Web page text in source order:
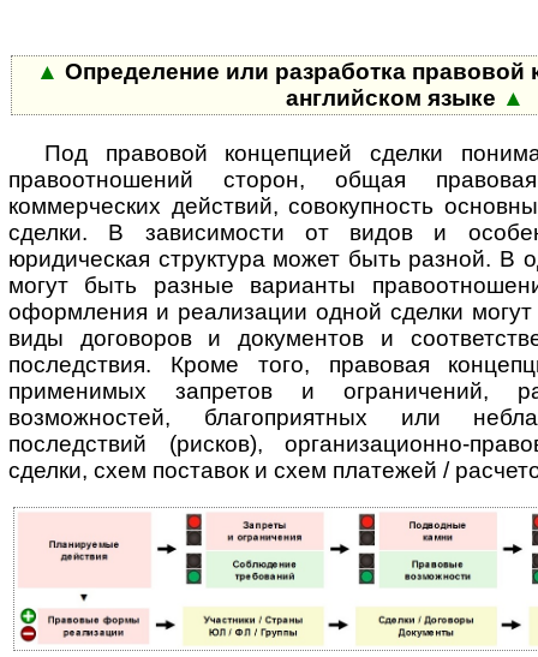
▲ Определение или разработка правовой
английском языке ▲
Под правовой концепцией сделки
правоотношений сторон, общая
коммерческих действий, совокупность
сделки. В за­ви­си­мос­ти от видов и
юридическая структура может быть разной. В
могут быть разные варианты
оформления и реализации одной сделки
виды договоров и документов и
последствия. Кроме того, правовая
применимых запретов и ограничений,
возможностей, благоприятных или
последствий (рисков), ор­га­ни­за­ци­он­но-
сделки, схем поставок и схем платежей /